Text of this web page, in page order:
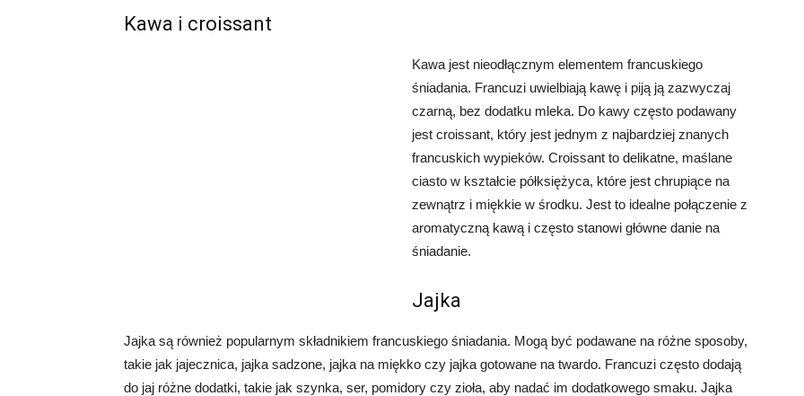
Kawa i croissant
Kawa jest nieodłącznym elementem francuskiego
śniadania. Francuzi uwielbiają kawę i piją ją zazwyczaj
czarną, bez dodatku mleka. Do kawy często podawany
jest croissant, który jest jednym z najbardziej znanych
francuskich wypieków. Croissant to delikatne, maślane
ciasto w kształcie półksiężyca, które jest chrupiące na
zewnątrz i miękkie w środku. Jest to idealne połączenie z
aromatyczną kawą i często stanowi główne danie na
śniadanie.
Jajka
Jajka są również popularnym składnikiem francuskiego śniadania. Mogą być podawane na różne sposoby,
takie jak jajecznica, jajka sadzone, jajka na miękko czy jajka gotowane na twardo. Francuzi często dodają
do jaj różne dodatki, takie jak szynka, ser, pomidory czy zioła, aby nadać im dodatkowego smaku. Jajka